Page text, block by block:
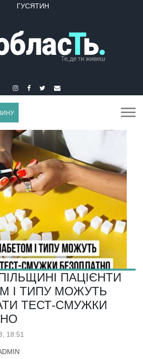
ГУСЯТИН
ПАЦІЄНТИ
І ТИПУ МОЖУТЬ
ТЕСТ-СМУЖКИ
18:51